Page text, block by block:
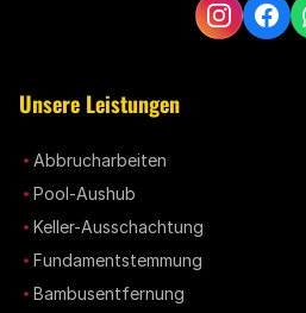
Unsere Leistungen
Abbrucharbeiten
Pool-Aushub
Keller-Ausschachtung
Fundamentstemmung
Bambusentfernung